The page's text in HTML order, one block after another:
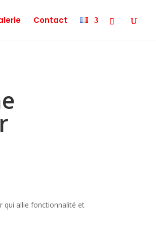
Contact
qui allie fonctionnalité et